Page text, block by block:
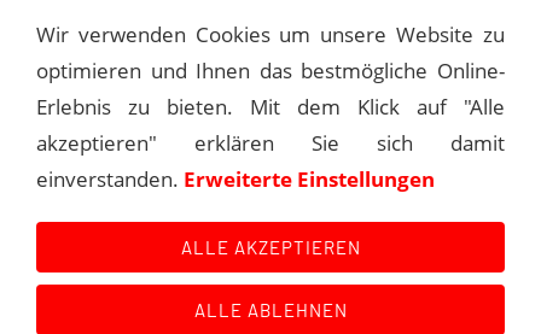
1
2 3 4 5 »
1943-06-07 SINATRA: THE COLUMBIA
SESSIONS
Main Event History
Wir verwenden Cookies um unsere Website zu
optimieren und Ihnen das bestmögliche Online-
Erlebnis zu bieten. Mit dem Klick auf "Alle
akzeptieren" erklären Sie sich damit
einverstanden. Erweiterte Einstellungen
ALLE AKZEPTIEREN
ALLE ABLEHNEN